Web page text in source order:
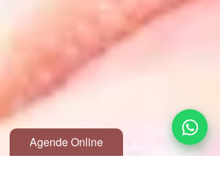
Agende Online